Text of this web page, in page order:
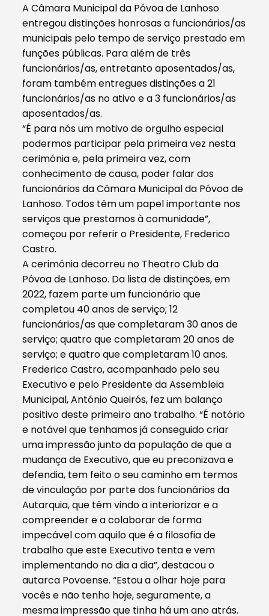
A Câmara Municipal da Póvoa de Lanhoso
entregou distinções honrosas a funcionários/as
municipais pelo tempo de serviço prestado em
funções públicas. Para além de três
funcionários/as, entretanto aposentados/as,
foram também entregues distinções a 21
funcionários/as no ativo e a 3 funcionários/as
aposentados/as.
“É para nós um motivo de orgulho especial
podermos participar pela primeira vez nesta
cerimónia e, pela primeira vez, com
conhecimento de causa, poder falar dos
funcionários da Câmara Municipal da Póvoa de
Lanhoso. Todos têm um papel importante nos
serviços que prestamos à comunidade”,
começou por referir o Presidente, Frederico
Castro.
A cerimónia decorreu no Theatro Club da
Póvoa de Lanhoso. Da lista de distinções, em
2022, fazem parte um funcionário que
completou 40 anos de serviço; 12
funcionários/as que completaram 30 anos de
serviço; quatro que completaram 20 anos de
serviço; e quatro que completaram 10 anos.
Frederico Castro, acompanhado pelo seu
Executivo e pelo Presidente da Assembleia
Municipal, António Queirós, fez um balanço
positivo deste primeiro ano trabalho. “É notório
e notável que tenhamos já conseguido criar
uma impressão junto da população de que a
mudança de Executivo, que eu preconizava e
defendia, tem feito o seu caminho em termos
de vinculação por parte dos funcionários da
Autarquia, que têm vindo a interiorizar e a
compreender e a colaborar de forma
impecável com aquilo que é a filosofia de
trabalho que este Executivo tenta e vem
implementando no dia a dia”, destacou o
autarca Povoense. “Estou a olhar hoje para
vocês e não tenho hoje, seguramente, a
mesma impressão que tinha há um ano atrás.